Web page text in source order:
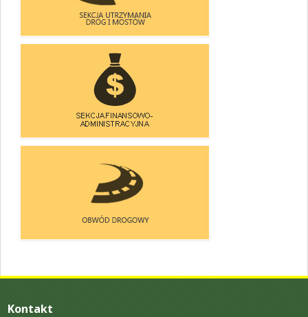
SEKCJA UTRZYMANIA
DRÓG I MOSTÓW
SEKCJA FINANSOWO-
-ADMINISTRACYJNA
OBWÓD DOROGOWY
Kontakt